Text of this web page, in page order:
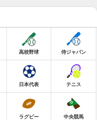
高校野球 侍ジャパン
日本代表 テニス
ラグビー 中央競馬